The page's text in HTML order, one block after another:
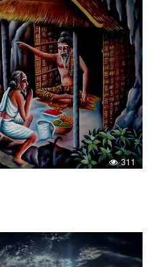
311